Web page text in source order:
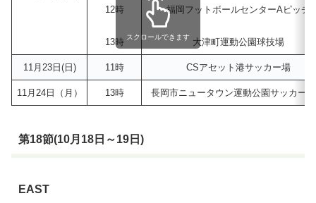
12時
13時
福岡フットボールセンターAピッチ
大津町運動公園球技場
11月23日(日) 11時 CSアセット港サッカー場
11月24日（月） 13時 長岡市ニュータウン運動公園サッカー
スクロールできます
第18節(10月18日～19日)
EAST